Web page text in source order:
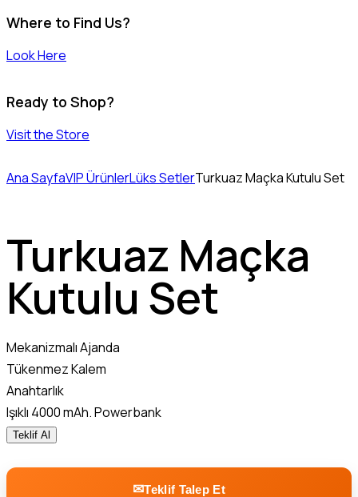
Where to Find Us?
Look Here
Ready to Shop?
Visit the Store
Ana SayfaVIP ÜrünlerLüks SetlerTurkuaz Maçka Kutulu Set
Turkuaz Maçka
Kutulu Set
Mekanizmalı Ajanda
Tükenmez Kalem
Anahtarlık
Işıklı 4000 mAh. Powerbank
Teklif Al
Teklif Talep Et